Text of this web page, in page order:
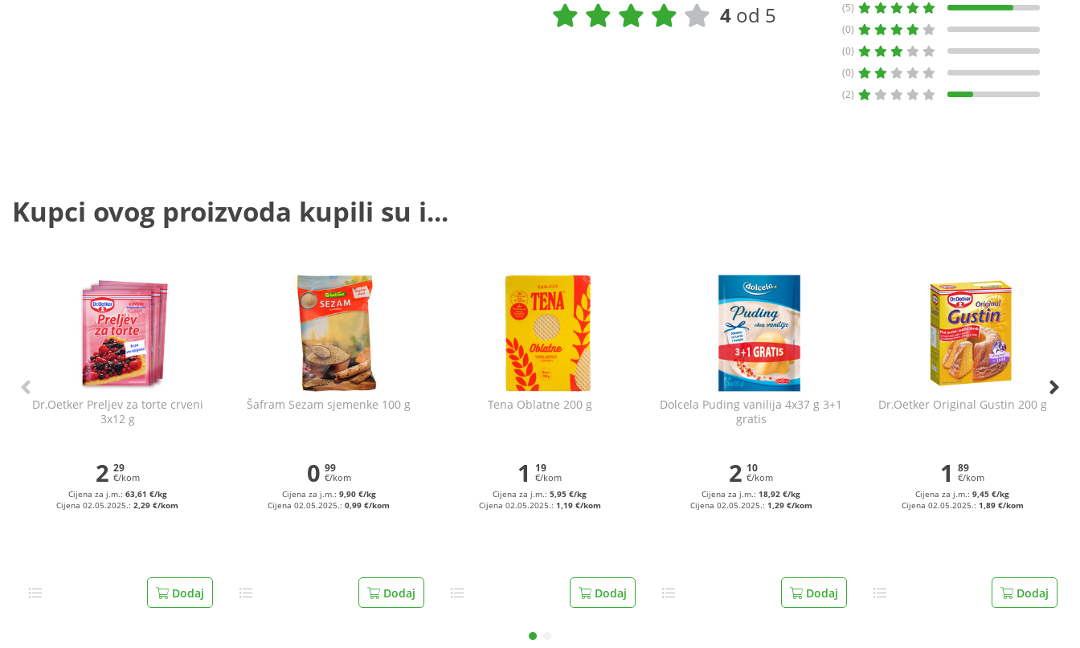
4 od 5
(5)
(0)
(0)
(0)
(2)
Kupci ovog proizvoda kupili su i...
Dr.Oetker Preljev za torte crveni
3x12 g
2 29
€/kom
Cijena za j.m.: 63,61 €/kg
Cijena 02.05.2025.:2,29 €/kom
Dodaj
Šafram Sezam sjemenke 100 g
0 99
€/kom
Cijena za j.m.: 9,90 €/kg
Cijena 02.05.2025.:0,99 €/kom
Dodaj
Tena Oblatne 200 g
1 19
€/kom
Cijena za j.m.:5,95 €/kg
Cijena 02.05.2025.: 1,19 €/kom
Dodaj
Dolcela Puding vanilija 4x37 g 3+1
gratis
2 10
€/kom
Cijena za j.m.:18,92 €/kg
Cijena 02.05.2025.: 1,29 €/kom
Dodaj
Dr.Oetker Original Gustin 200 g
1 89
€/kom
Cijena za j.m.:9,45 €/kg
Cijena 02.05.2025.: 1,89 €/kom
Dodaj